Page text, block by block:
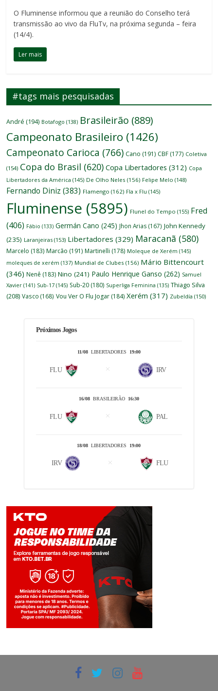
O Fluminense informou que a reunião do Conselho terá
transmissão ao vivo da FluTv, na próxima segunda – feira
(14/4).
Ler mais
#tags mais pesquisadas
André (194) Botafogo (138) Brasileirão (889)
Campeonato Brasileiro (1426)
Campeonato Carioca (766) Cano (191) CBF (177) Coletiva
(154) Copa do Brasil (620) Copa Libertadores (312) Copa
Libertadores da América (145) De Olho Neles (156) Felipe Melo (148)
Fernando Diniz (383) Flamengo (162) Fla x Flu (145)
Fluminense (5895) Flunel do Tempo (155) Fred
(406) Fábio (133) Germán Cano (245) Jhon Arias (167) John Kennedy
(235) Laranjeiras (153) Libertadores (329) Maracanã (580)
Marcelo (183) Marcão (191) Martinelli (178) Moleque de Xerém (145)
moleques de xerém (137) Mundial de Clubes (156) Mário Bittencourt
(346) Nenê (183) Nino (241) Paulo Henrique Ganso (262) Samuel
Xavier (141) Sub-17 (145) Sub-20 (180) Superliga Feminina (135) Thiago Silva
(208) Vasco (168) Vou Ver O Flu Jogar (184) Xerém (317) Zubeldía (150)
Próximos Jogos
11/08LIBERTADORES 19:00
FLU IRV
16/08BRASILEIRÃO 16:30
FLU PAL
18/08 LIBERTADORES 19:00
IRV FLU